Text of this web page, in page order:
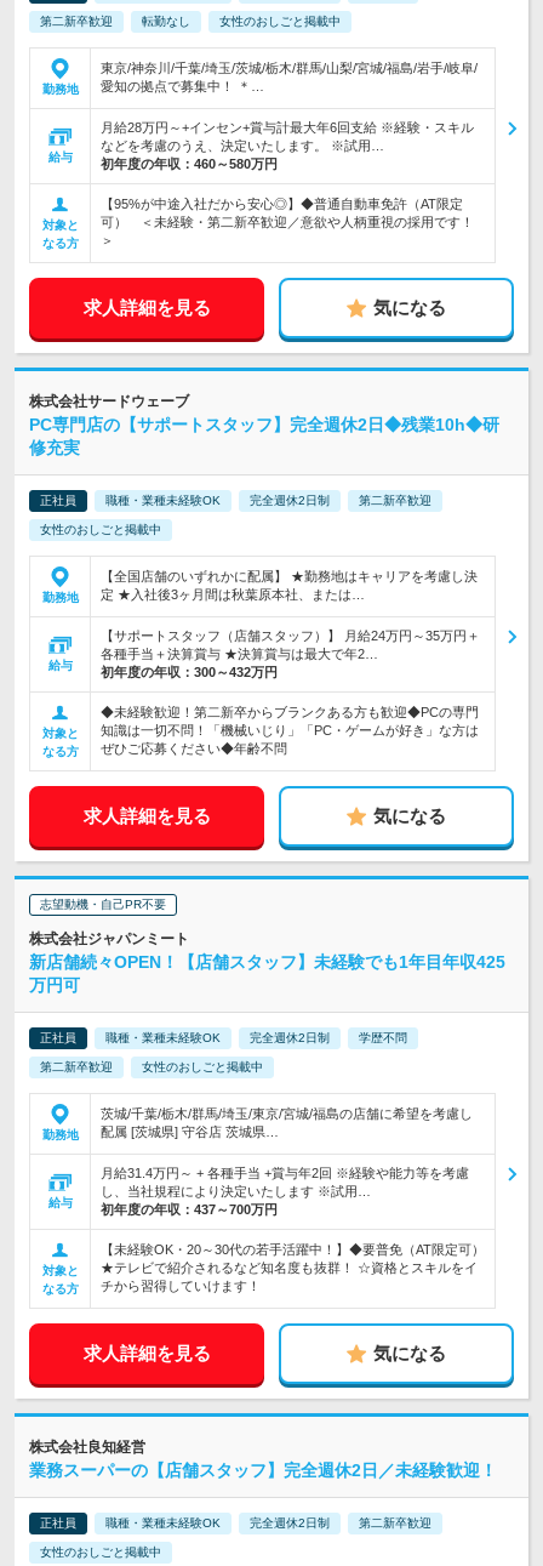
第二新卒歓迎 転勤なし 女性のおしごと掲載中
勤務地
東京/神奈川/千葉/埼玉/茨城/栃木/群馬/山梨/宮城/福島/岩手/岐阜/
愛知の拠点で募集中！ ＊…
給与
月給28万円～+インセン+賞与計最大年6回支給 ※経験・スキル
などを考慮のうえ、決定いたします。 ※試用…
初年度の年収： 460～580万円
対象と
なる方
【95%が中途入社だから安心◎】◆普通自動車免許（AT限定
可） ＜未経験・第二新卒歓迎／意欲や人柄重視の採用です！
＞
求人詳細を見る 気になる
株式会社サードウェーブ
PC専門店の【サポートスタッフ】完全週休2日◆残業10h◆研
修充実
正社員 職種・業種未経験OK 完全週休2日制 第二新卒歓迎
女性のおしごと掲載中
勤務地
【全国店舗のいずれかに配属】 ★勤務地はキャリアを考慮し決
定 ★入社後3ヶ月間は秋葉原本社、または…
給与
【サポートスタッフ（店舗スタッフ）】 月給24万円～35万円＋
各種手当＋決算賞与 ★決算賞与は最大で年2…
初年度の年収： 300～432万円
対象と
なる方
◆未経験歓迎！第二新卒からブランクある方も歓迎◆PCの専門
知識は一切不問！「機械いじり」「PC・ゲームが好き」な方は
ぜひご応募ください◆年齢不問
求人詳細を見る 気になる
志望動機・自己PR不要
株式会社ジャパンミート
新店舗続々OPEN！【店舗スタッフ】未経験でも1年目年収425
万円可
正社員 職種・業種未経験OK 完全週休2日制 学歴不問
第二新卒歓迎 女性のおしごと掲載中
勤務地
茨城/千葉/栃木/群馬/埼玉/東京/宮城/福島の店舗に希望を考慮し
配属 [茨城県] 守谷店 茨城県…
給与
月給31.4万円～ + 各種手当 +賞与年2回 ※経験や能力等を考慮
し、当社規程により決定いたします ※試用…
初年度の年収： 437～700万円
対象と
なる方
【未経験OK・20～30代の若手活躍中！】◆要普免（AT限定可）
★テレビで紹介されるなど知名度も抜群！ ☆資格とスキルをイ
チから習得していけます！
求人詳細を見る 気になる
株式会社良知経営
業務スーパーの【店舗スタッフ】完全週休2日／未経験歓迎！
正社員 職種・業種未経験OK 完全週休2日制 第二新卒歓迎
女性のおしごと掲載中